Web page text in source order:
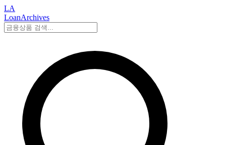
LA
LoanArchives